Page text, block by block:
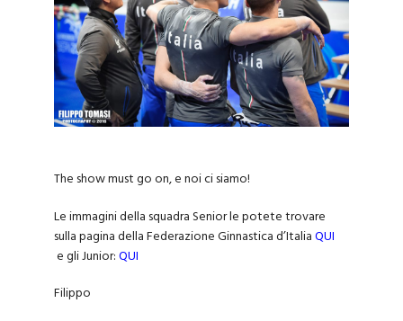
The show must go on, e noi ci siamo!
Le immagini della squadra Senior le potete trovare
sulla pagina della Federazione Ginnastica d’ItaliaQUI
e gli Junior:QUI
Filippo